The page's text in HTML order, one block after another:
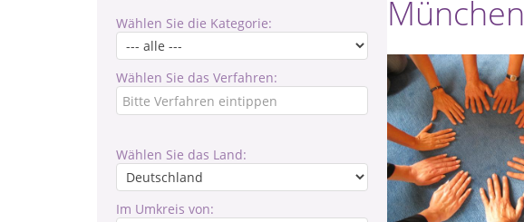
Wählen Sie die Kategorie:
Wählen Sie das Verfahren:
Wählen Sie das Land:
Im Umkreis von:
München